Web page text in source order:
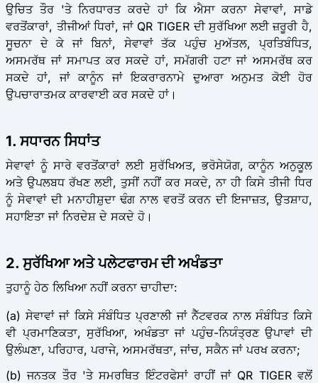
ਉਚਿਤ ਤੌਰ 'ਤੇ ਨਿਰਧਾਰਤ ਕਰਦੇ ਹਾਂ ਕਿ ਐਸਾ ਕਰਨਾ ਸੇਵਾਵਾਂ, ਸਾਡੇ
ਵਰਤੋਂਕਾਰਾਂ, ਤੀਜੀਆਂ ਧਿਰਾਂ, ਜਾਂ QR TIGER ਦੀ ਸੁਰੱਖਿਆ ਲਈ ਜ਼ਰੂਰੀ ਹੈ,
ਸੂਚਨਾ ਦੇ ਕੇ ਜਾਂ ਬਿਨਾਂ, ਸੇਵਾਵਾਂ ਤੱਕ ਪਹੁੰਚ ਮੁਅੱਤਲ, ਪ੍ਰਤਿਬੰਧਿਤ,
ਅਸਮਰੱਥ ਜਾਂ ਸਮਾਪਤ ਕਰ ਸਕਦੇ ਹਾਂ, ਸਮੱਗਰੀ ਹਟਾ ਜਾਂ ਅਸਮਰੱਥ ਕਰ
ਸਕਦੇ ਹਾਂ, ਜਾਂ ਕਾਨੂੰਨ ਜਾਂ ਇਕਰਾਰਨਾਮੇ ਦੁਆਰਾ ਅਨੁਮਤ ਕੋਈ ਹੋਰ
ਉਪਚਾਰਾਤਮਕ ਕਾਰਵਾਈ ਕਰ ਸਕਦੇ ਹਾਂ।
1. ਸਧਾਰਨ ਸਿਧਾਂਤ
ਸੇਵਾਵਾਂ ਨੂੰ ਸਾਰੇ ਵਰਤੋਂਕਾਰਾਂ ਲਈ ਸੁਰੱਖਿਅਤ, ਭਰੋਸੇਯੋਗ, ਕਾਨੂੰਨ ਅਨੁਕੂਲ
ਅਤੇ ਉਪਲਬਧ ਰੱਖਣ ਲਈ, ਤੁਸੀਂ ਨਹੀਂ ਕਰ ਸਕਦੇ, ਨਾ ਹੀ ਕਿਸੇ ਤੀਜੀ ਧਿਰ
ਨੂੰ ਸੇਵਾਵਾਂ ਦੀ ਮਨਾਹੀਸ਼ੁਦਾ ਢੰਗ ਨਾਲ ਵਰਤੋਂ ਕਰਨ ਦੀ ਇਜਾਜ਼ਤ, ਉਤਸ਼ਾਹ,
ਸਹਾਇਤਾ ਜਾਂ ਨਿਰਦੇਸ਼ ਦੇ ਸਕਦੇ ਹੋ।
2. ਸੁਰੱਖਿਆ ਅਤੇ ਪਲੇਟਫਾਰਮ ਦੀ ਅਖੰਡਤਾ
ਤੁਹਾਨੂੰ ਹੇਠ ਲਿਖਿਆ ਨਹੀਂ ਕਰਨਾ ਚਾਹੀਦਾ:
(a) ਸੇਵਾਵਾਂ ਜਾਂ ਕਿਸੇ ਸੰਬੰਧਿਤ ਪ੍ਰਣਾਲੀ ਜਾਂ ਨੈੱਟਵਰਕ ਨਾਲ ਸੰਬੰਧਿਤ ਕਿਸੇ
ਵੀ ਪ੍ਰਮਾਣਿਕਤਾ, ਸੁਰੱਖਿਆ, ਅਖੰਡਤਾ ਜਾਂ ਪਹੁੰਚ-ਨਿਯੰਤ੍ਰਣ ਉਪਾਵਾਂ ਦੀ
ਉਲੰਘਣਾ, ਪਰਿਹਾਰ, ਪਰਾਜੇ, ਅਸਮਰੱਥਤਾ, ਜਾਂਚ, ਸਕੈਨ ਜਾਂ ਪਰਖ ਕਰਨਾ;
(b) ਜਨਤਕ ਤੌਰ 'ਤੇ ਸਮਰਥਿਤ ਇੰਟਰਫੇਸਾਂ ਰਾਹੀਂ ਜਾਂ QR TIGER ਵਲੋਂ